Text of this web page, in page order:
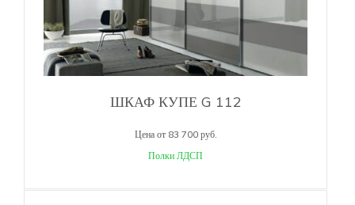
ШКАФ КУПЕ G 112
Цена от 83 700 руб.
Полки ЛДСП